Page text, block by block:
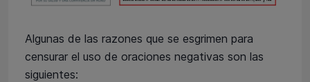
Algunas de las razones que se esgrimen para
censurar el uso de oraciones negativas son las
siguientes: